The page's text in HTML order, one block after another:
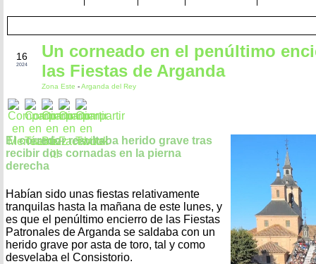
16
2024
Un corneado en el penúltimo
las Fiestas de Arganda
Zona Este -Arganda del Rey
El corredor resultaba herido grave tras
recibir dos cornadas en la pierna
derecha
Habían sido unas fiestas relativamente
tranquilas hasta la mañana de este lunes, y
es que el penúltimo encierro de las Fiestas
Patronales de Arganda se saldaba con un
herido grave por asta de toro, tal y como
desvelaba el Consistorio.